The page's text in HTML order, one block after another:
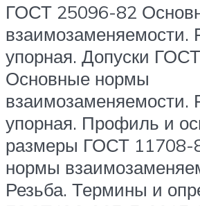
ГОСТ 25096-82
взаимозаменяемости.
упорная. Допуски
Основные нормы
взаимозаменяемости.
упорная. Профиль и
размеры ГОСТ 11708-
нормы
Резьба. Термины и